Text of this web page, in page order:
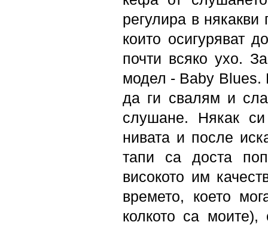
регулира в
които осигуряват
почти всяко ухо.
модел - Baby Blues.
да ги свалям и
слушане. Някак
нивата и после
тапи са доста
високото им
времето, което
колкото са